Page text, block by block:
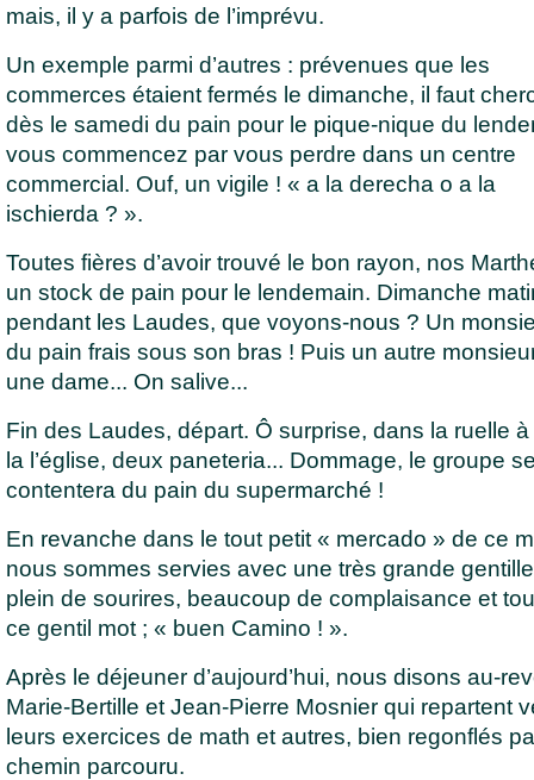
mais, il y a parfois de l’imprévu.
Un exemple parmi d’autres : prévenues que les
commerces étaient fermés le dimanche, il faut
dès le samedi du pain pour le pique-nique du
vous commencez par vous perdre dans un centre
commercial. Ouf, un vigile ! « a la derecha o a la
ischierda ? ».
Toutes fières d’avoir trouvé le bon rayon, nos
un stock de pain pour le lendemain. Dimanche
pendant les Laudes, que voyons-nous ? Un
du pain frais sous son bras ! Puis un autre
une dame... On salive...
Fin des Laudes, départ. Ô surprise, dans la ruelle
la l’église, deux paneteria... Dommage, le groupe
contentera du pain du supermarché !
En revanche dans le tout petit « mercado » de ce
nous sommes servies avec une très grande
plein de sourires, beaucoup de complaisance et
ce gentil mot ; « buen Camino ! ».
Après le déjeuner d’aujourd’hui, nous disons au-
Marie-Bertille et Jean-Pierre Mosnier qui repartent
leurs exercices de math et autres, bien regonflés
chemin parcouru.